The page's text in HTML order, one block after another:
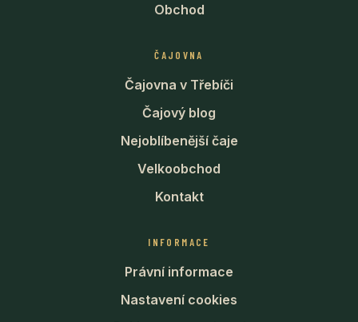
Obchod
ČAJOVNA
Čajovna v Třebíči
Čajový blog
Nejoblíbenější čaje
Velkoobchod
Kontakt
INFORMACE
Právní informace
Nastavení cookies